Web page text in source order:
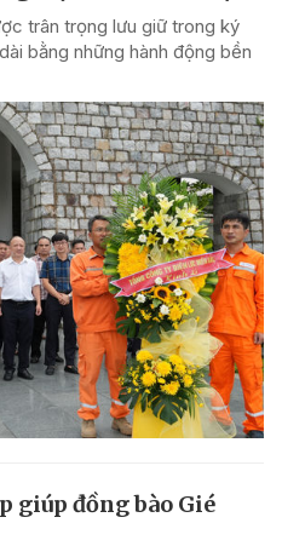
trân trọng lưu giữ trong ký
bằng những hành động bền
giúp đồng bào Gié